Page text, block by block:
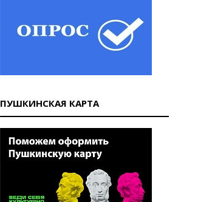
ПУШКИНСКАЯ КАРТА